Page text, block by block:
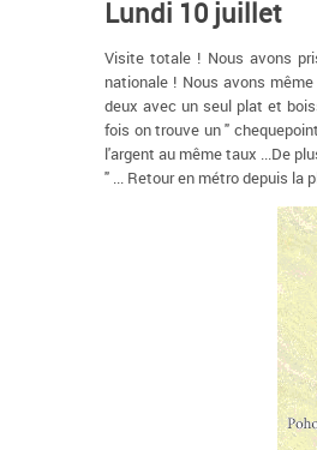
Lundi 10 juillet
Visite totale ! Nous avons
nationale ! Nous avons
deux avec un seul plat et
fois on trouve un "
l'argent au même taux ...De
" ... Retour en métro depuis la